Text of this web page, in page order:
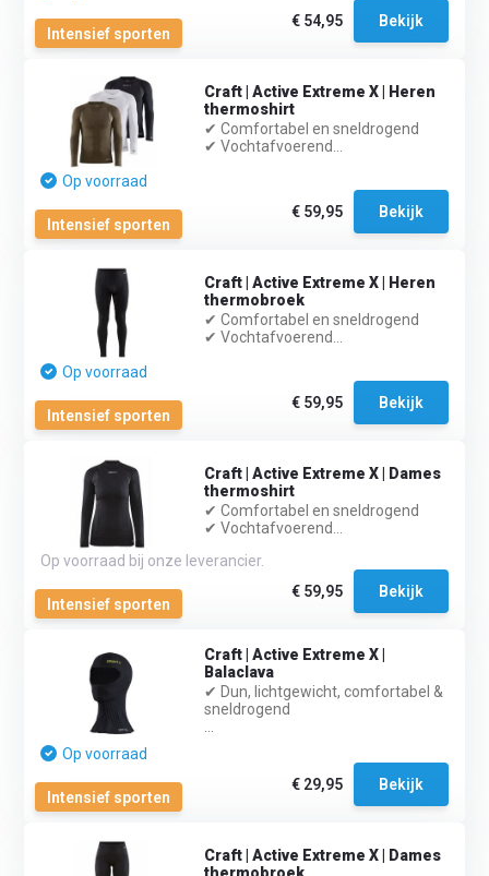
Intensief sporten
€ 54,95
Bekijk
Intensief sporten
Craft | Active Extreme X | Heren
thermoshirt
✔ Comfortabel en sneldrogend
✔ Vochtafvoerend...
Op voorraad
€ 59,95
Bekijk
Intensief sporten
Craft | Active Extreme X | Heren
thermobroek
✔ Comfortabel en sneldrogend
✔ Vochtafvoerend...
Op voorraad
€ 59,95
Bekijk
Intensief sporten
Craft | Active Extreme X | Dames
thermoshirt
✔ Comfortabel en sneldrogend
✔ Vochtafvoerend...
Op voorraad bij onze leverancier.
€ 59,95
Bekijk
Intensief sporten
Craft | Active Extreme X |
Balaclava
✔ Dun, lichtgewicht, comfortabel &
sneldrogend
Op voorraad
€ 29,95
Bekijk
Craft | Active Extreme X | Dames